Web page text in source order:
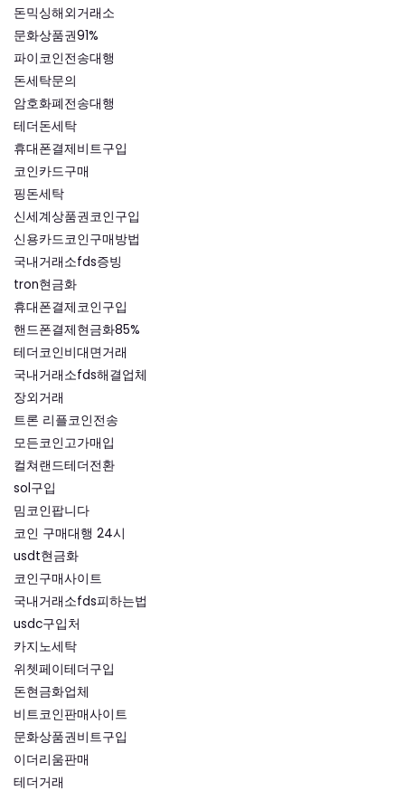
돈믹싱해외거래소
문화상품권91%
파이코인전송대행
돈세탁문의
암호화폐전송대행
테더돈세탁
휴대폰결제비트구입
코인카드구매
핑돈세탁
신세계상품권코인구입
신용카드코인구매방법
국내거래소fds증빙
tron현금화
휴대폰결제코인구입
핸드폰결제현금화85%
테더코인비대면거래
국내거래소fds해결업체
장외거래
트론 리플코인전송
모든코인고가매입
컬쳐랜드테더전환
sol구입
밈코인팝니다
코인 구매대행 24시
usdt현금화
코인구매사이트
국내거래소fds피하는법
usdc구입처
카지노세탁
위쳇페이테더구입
돈현금화업체
비트코인판매사이트
문화상품권비트구입
이더리움판매
테더거래